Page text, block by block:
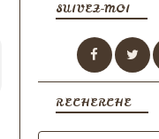
SUIVEZ-MOI
RECHERCHE